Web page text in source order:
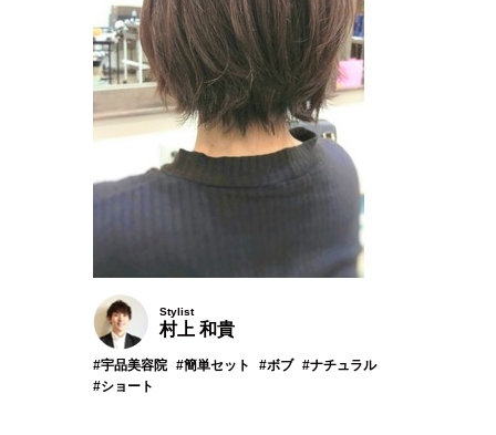
Stylist
村上 和貴
#宇品美容院 #簡単セット #ボブ #ナチュラル
#ショート